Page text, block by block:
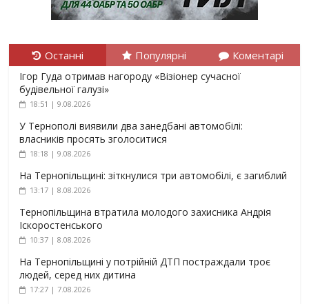
Останні Популярні Коментарі
Ігор Гуда отримав нагороду «Візіонер сучасної
будівельної галузі»
18:51 | 9.08.2026
У Тернополі виявили два занедбані автомобілі:
власників просять зголоситися
18:18 | 9.08.2026
На Тернопільщині: зіткнулися три автомобілі, є загиблий
13:17 | 8.08.2026
Тернопільщина втратила молодого захисника Андрія
Іскоростенського
10:37 | 8.08.2026
На Тернопільщині у потрійній ДТП постраждали троє
людей, серед них дитина
17:27 | 7.08.2026